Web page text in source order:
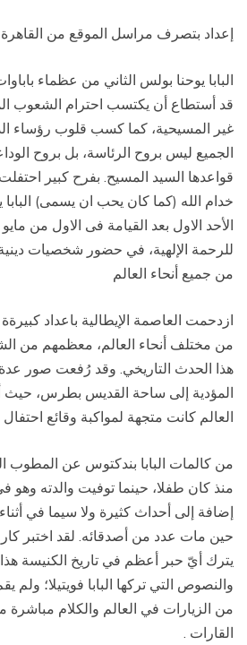
إعداد بتصرف مراسل الموقع من
البابا يوحنا بولس الثاني من عظماء
قد أستطاع أن يكتسب احترام الشعوب
غير المسيحية، كما كسب قلوب رؤساء
الجميع ليس بروح الرئاسة، بل بروح
قواعدها السيد المسيح. بفرح كبير
خدام الله (كما كان يحب ان يسمى) البابا
للرحمة الإلهية، في حضور شخصيات
من جميع أنحاء العالم
ازدحمت العاصمة الإيطالية باعداد
من مختلف أنحاء العالم، معظمهم من
هذا الحدث التاريخي. وقد رُفعت صور عدة
المؤدية إلى ساحة القديس بطرس، حيث
العالم كانت متجهة لمواكبة وقائع احتفال
من كالمات البابا بندكتوس عن المطوب
منذ كان طفلا، حينما توفيت والدته وهو
إضافة إلى أحداث كثيرة ولا سيما في أثناء
حين مات عدد من أصدقائه. لقد اختبر
يترك أيّ حبر أعظم في تاريخ الكنيسة هذا
والنصوص التي تركها البابا فويتيلا؛ ولم
من الزيارات في العالم والكلام
القارات .